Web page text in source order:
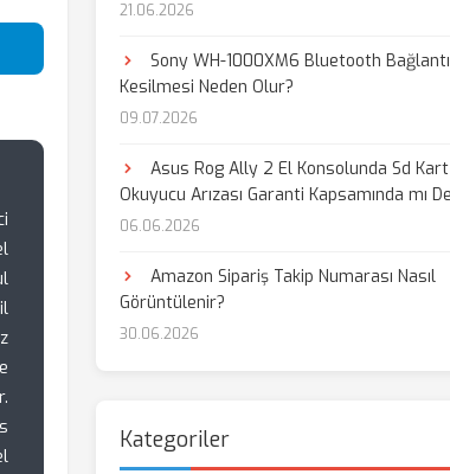
Paylaş
21.06.2026
Sony WH-1000XM6 Bluetooth Bağlantı
Kesilmesi Neden Olur?
09.07.2026
Asus Rog Ally 2 El Konsolunda Sd Kart
Okuyucu Arızası Garanti Kapsamında mı
06.06.2026
Amazon Sipariş Takip Numarası Nasıl
Görüntülenir?
30.06.2026
Kategoriler